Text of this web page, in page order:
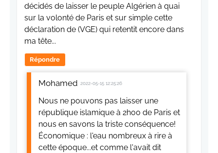
décidés de laisser le peuple Algérien à quai
sur la volonté de Paris et sur simple cette
déclaration de (VGE) qui retentit encore dans
ma tête...
Répondre
Mohamed 2022-05-15 12:25:26
Nous ne pouvons pas laisser une
république islamique à 2h00 de Paris et
nous en savons la triste conséquence!
Économique : l'eau nombreux à rire à
cette époque...et comme l'avait dit